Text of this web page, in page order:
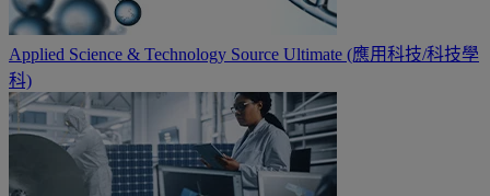
Applied Science & Technology Source Ultimate (應用科技/科技學
科)